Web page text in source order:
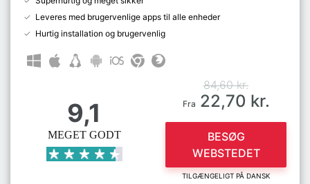
Leveres med brugervenlige apps til alle enheder
Hurtig installation og brugervenlig
9,1
MEGET GODT
84,60 kr.
Fra 22,70 kr.
BESØG
WEBSTEDET
TILGÆNGELIGT PÅ DANSK